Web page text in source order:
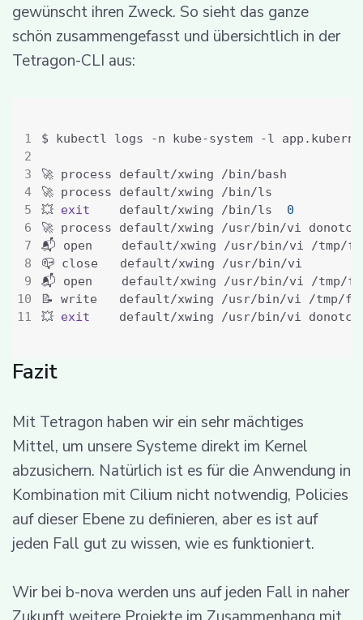
gewünscht ihren Zweck. So sieht das ganze
schön zusammengefasst und übersichtlich in der
Tetragon-CLI aus:
4
$ kubectl logs -n kube-system -l
💥 exit
    default/xwing /bin/ls
0
📝 write   default/xwing /usr/bin/vi /tmp/
💥 exit
Fazit
Mit Tetragon haben wir ein sehr mächtiges
Mittel, um unsere Systeme direkt im Kernel
abzusichern. Natürlich ist es für die Anwendung in
Kombination mit Cilium nicht notwendig, Policies
auf dieser Ebene zu definieren, aber es ist auf
jeden Fall gut zu wissen, wie es funktioniert.
Wir bei b-nova werden uns auf jeden Fall in naher